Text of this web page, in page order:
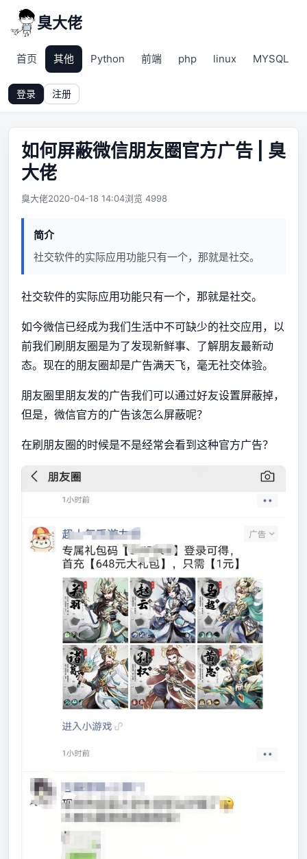
臭大佬
首页 其他 Python 前端 php linux MYSQL
登录 注册
如何屏蔽微信朋友圈官方广告 | 臭
大佬
臭大佬2020-04-18 14:04浏览 4998
简介
社交软件的实际应用功能只有一个，那就是社交。
社交软件的实际应用功能只有一个，那就是社交。
如今微信已经成为我们生活中不可缺少的社交应用，以
前我们刷朋友圈是为了发现新鲜事、了解朋友最新动
态。现在的朋友圈却是广告满天飞，毫无社交体验。
朋友圈里朋友发的广告我们可以通过好友设置屏蔽掉，
但是，微信官方的广告该怎么屏蔽呢？
在刷朋友圈的时候是不是经常会看到这种官方广告？